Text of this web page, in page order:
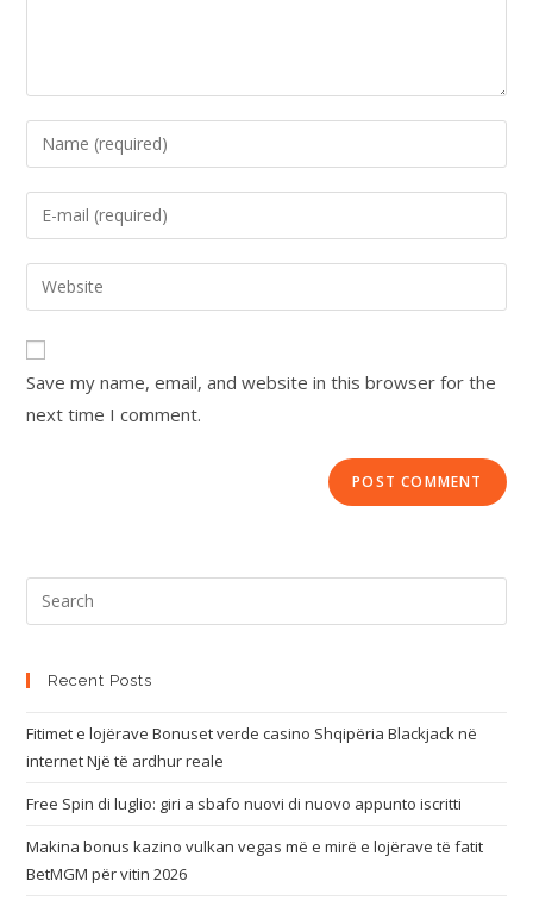
Save my name, email, and website in this browser for the
next time I comment.
Recent Posts
Fitimet e lojërave Bonuset verde casino Shqipëria Blackjack në
internet Një të ardhur reale
Free Spin di luglio: giri a sbafo nuovi di nuovo appunto iscritti
Makina bonus kazino vulkan vegas më e mirë e lojërave të fatit
BetMGM për vitin 2026